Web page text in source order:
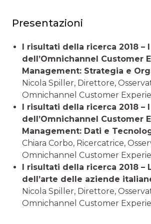
Presentazioni
I risultati della ricerca 2018 –
dell’Omnichannel Customer
Management: Strategia e
Nicola Spiller, Direttore,
Omnichannel Customer
I risultati della ricerca 2018 –
dell’Omnichannel Customer
Management: Dati e
Chiara Corbo, Ricercatrice,
Omnichannel Customer
I risultati della ricerca 2018 –
dell’arte delle aziende
Nicola Spiller, Direttore,
Omnichannel Customer